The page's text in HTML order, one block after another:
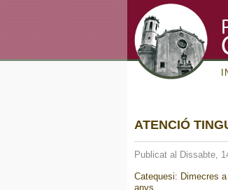
ATENCIÓ
Publicat al Dissabte,
Catequesi: Dimecres
anys.